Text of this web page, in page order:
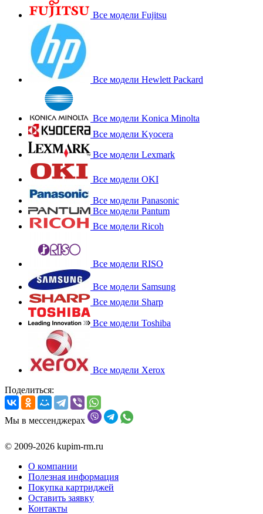
Все модели Fujitsu
Все модели Hewlett Packard
Все модели Konica Minolta
Все модели Kyocera
Все модели Lexmark
Все модели OKI
Все модели Panasonic
Все модели Pantum
Все модели Ricoh
Все модели RISO
Все модели Samsung
Все модели Sharp
Все модели Toshiba
Все модели Xerox
Поделиться:
Мы в мессенджерах
© 2009-2026 kupim-rm.ru
О компании
Полезная информация
Покупка картриджей
Оставить заявку
Контакты